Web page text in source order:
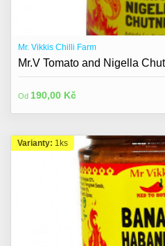
Mr. Vikkis Chilli Farm
Mr.V Tomato and Nigella
Od 190,00 Kč
Varianty: 1ks